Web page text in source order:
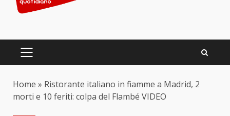
PRIMARY
Home » Ristorante italiano in fiamme a Madrid, 2
morti e 10 feriti: colpa del Flambé VIDEO